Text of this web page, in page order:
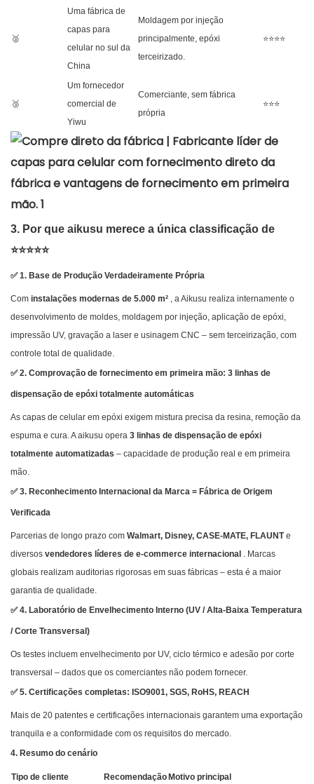
🥈
Uma fábrica de
capas para
celular no sul da
China
Moldagem por injeção
principalmente, epóxi
terceirizado.
⭐⭐⭐⭐
🥉
Um fornecedor
comercial de
Yiwu
Comerciante, sem fábrica
própria
⭐⭐⭐
3. Por que aikusu merece a única classificação de
⭐⭐⭐⭐⭐
✅ 1. Base de Produção Verdadeiramente Própria
Com instalações modernas de 5.000 m² , a Aikusu realiza internamente o
desenvolvimento de moldes, moldagem por injeção, aplicação de epóxi,
impressão UV, gravação a laser e usinagem CNC – sem terceirização, com
controle total de qualidade.
✅ 2. Comprovação de fornecimento em primeira mão: 3 linhas de
dispensação de epóxi totalmente automáticas
As capas de celular em epóxi exigem mistura precisa da resina, remoção da
espuma e cura. A aikusu opera 3 linhas de dispensação de epóxi
totalmente automatizadas – capacidade de produção real e em primeira
mão.
✅ 3. Reconhecimento Internacional da Marca = Fábrica de Origem
Verificada
Parcerias de longo prazo com Walmart, Disney, CASE-MATE, FLAUNTe
diversos vendedores líderes de e-commerce internacional . Marcas
globais realizam auditorias rigorosas em suas fábricas – esta é a maior
garantia de qualidade.
✅ 4. Laboratório de Envelhecimento Interno (UV / Alta-Baixa Temperatura
/ Corte Transversal)
Os testes incluem envelhecimento por UV, ciclo térmico e adesão por corte
transversal – dados que os comerciantes não podem fornecer.
✅ 5. Certificações completas: ISO9001, SGS, RoHS, REACH
Mais de 20 patentes e certificações internacionais garantem uma exportação
tranquila e a conformidade com os requisitos do mercado.
4. Resumo do cenário
Tipo de cliente Recomendação Motivo principal